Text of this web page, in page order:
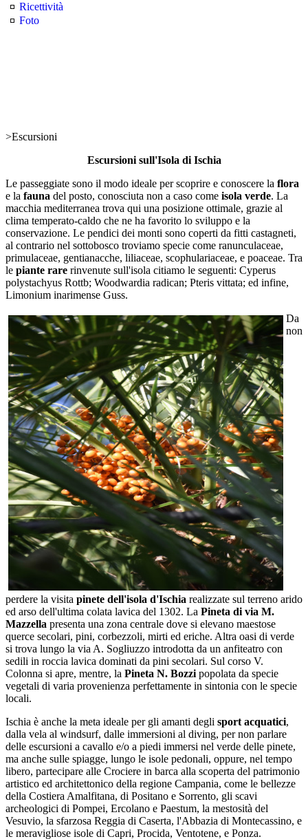
Ricettività
Foto
>Escursioni
Escursioni sull'Isola di Ischia
Le passeggiate sono il modo ideale per scoprire e conoscere la flora
e la fauna del posto, conosciuta non a caso come isola verde. La
macchia mediterranea trova qui una posizione ottimale, grazie al
clima temperato-caldo che ne ha favorito lo sviluppo e la
conservazione. Le pendici dei monti sono coperti da fitti castagneti,
al contrario nel sottobosco troviamo specie come ranunculaceae,
primulaceae, gentianacche, liliaceae, scophulariaceae, e poaceae. Tra
le piante rare rinvenute sull'isola citiamo le seguenti: Cyperus
polystachyus Rottb; Woodwardia radican; Pteris vittata; ed infine,
Limonium inarimense Guss.
Da
non
perdere la visita pinete dell'isola d'Ischia realizzate sul terreno arido
ed arso dell'ultima colata lavica del 1302. La Pineta di via M.
Mazzella presenta una zona centrale dove si elevano maestose
querce secolari, pini, corbezzoli, mirti ed eriche. Altra oasi di verde
si trova lungo la via A. Sogliuzzo introdotta da un anfiteatro con
sedili in roccia lavica dominati da pini secolari. Sul corso V.
Colonna si apre, mentre, la Pineta N. Bozzi popolata da specie
vegetali di varia provenienza perfettamente in sintonia con le specie
locali.
Ischia è anche la meta ideale per gli amanti degli sport acquatici,
dalla vela al windsurf, dalle immersioni al diving, per non parlare
delle escursioni a cavallo e/o a piedi immersi nel verde delle pinete,
ma anche sulle spiagge, lungo le isole pedonali, oppure, nel tempo
libero, partecipare alle Crociere in barca alla scoperta del patrimonio
artistico ed architettonico della regione Campania, come le bellezze
della Costiera Amalfitana, di Positano e Sorrento, gli scavi
archeologici di Pompei, Ercolano e Paestum, la mestosità del
Vesuvio, la sfarzosa Reggia di Caserta, l'Abbazia di Montecassino, e
le meravigliose isole di Capri, Procida, Ventotene, e Ponza.